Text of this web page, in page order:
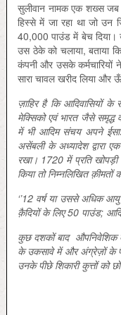
सुलीवान नामक एक शख्स जब
हिस्से में जा रहा था जो उन
40,000 पाउंड में बेच दिया।
उस ठेके को चलाया, बताया
कंपनी और उसके कर्मचारियों
सारा चावल खरीद लिया और
ज़ाहिर है कि आदिवासियों के
मेक्सिको एवं भारत जैसे समृद्ध
में भी आदिम संचय अपने
असेंबली के अध्यादेश द्वारा
रखा। 1720 में प्रति
किया तो निम्नलिखित
‘’12 वर्ष या उससे अधिक
क़ैदियों के लिए 50 पाउंड;
कुछ दशकों बादऔपनिवेशिक
के उकसावे में और अंग्रेज़ों के
उनके पीछे शिकारी कुत्तों को